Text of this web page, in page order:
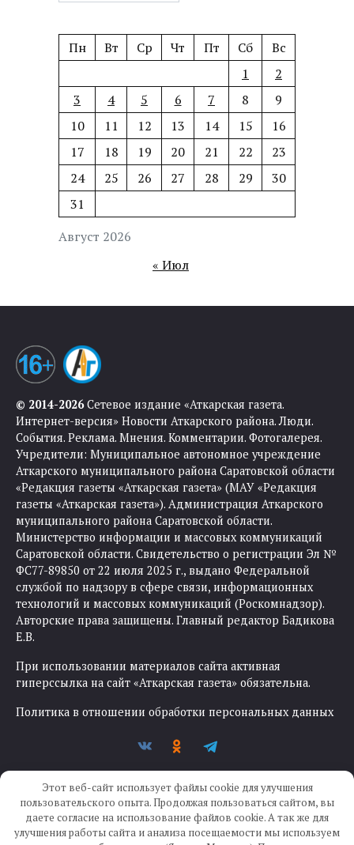
Август 2026
Пн Вт Ср Чт Пт Сб
Вс
1
2
3
4 5 6 7 8
9
10
11 12 13 14 15
16
17
18 19 20 21 22
23
24
25 26 27 28 29
30
31
« Июл
© 2014-2026Сетевое издание «Аткарская газета.
Интернет-версия» Новости Аткарского района. Люди.
События. Реклама. Мнения. Комментарии. Фотогалерея.
Учредители: Муниципальное автономное учреждение
Аткарского муниципального района Саратовской области
«Редакция газеты «Аткарская газета» (МАУ «Редакция
газеты «Аткарская газета»). Администрация Аткарского
муниципального района Саратовской области.
Министерство информации и массовых коммуникаций
Саратовской области. Свидетельство о регистрации Эл №
ФС77-89850 от 22 июля 2025 г., выдано Федеральной
службой по надзору в сфере связи, информационных
технологий и массовых коммуникаций (Роскомнадзор).
Авторские права защищены. Главный редактор Бадикова
Е.В.
При использовании материалов сайта активная
гиперссылка на сайт «Аткарская газета» обязательна.
Политика в отношении обработки персональных данных
Этот веб-сайт использует файлы cookie для улучшения
пользовательского опыта. Продолжая пользоваться сайтом, вы
даете согласие на использование файлов cookie. А так же для
улучшения работы сайта и анализа посещаемости мы используем